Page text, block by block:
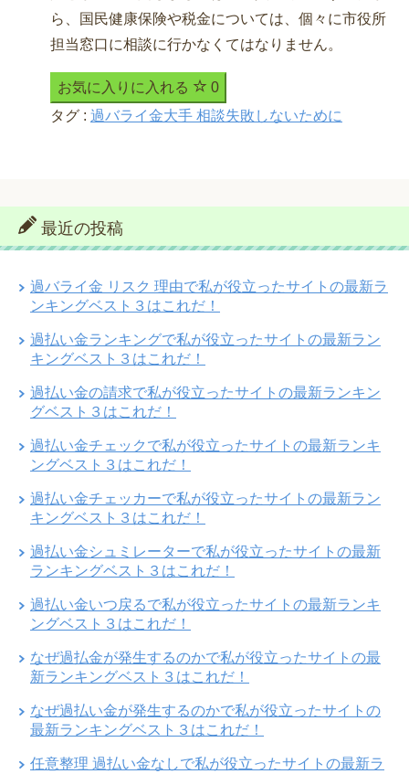
ら、国民健康保険や税金については、個々に市役所
担当窓口に相談に行かなくてはなりません。
お気に入りに入れる
0
タグ : 過バライ金大手 相談失敗しないために
最近の投稿
過バライ金 リスク 理由で私が役立ったサイトの最新ラ
ンキングベスト３はこれだ！
過払い金ランキングで私が役立ったサイトの最新ラン
キングベスト３はこれだ！
過払い金の請求で私が役立ったサイトの最新ランキン
グベスト３はこれだ！
過払い金チェックで私が役立ったサイトの最新ランキ
ングベスト３はこれだ！
過払い金チェッカーで私が役立ったサイトの最新ラン
キングベスト３はこれだ！
過払い金シュミレーターで私が役立ったサイトの最新
ランキングベスト３はこれだ！
過払い金いつ戻るで私が役立ったサイトの最新ランキ
ングベスト３はこれだ！
なぜ過払金が発生するのかで私が役立ったサイトの最
新ランキングベスト３はこれだ！
なぜ過払い金が発生するのかで私が役立ったサイトの
最新ランキングベスト３はこれだ！
任意整理 過払い金なしで私が役立ったサイトの最新ラ